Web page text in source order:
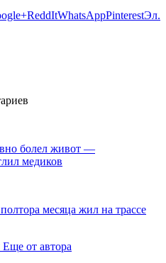
ReddItWhatsAppPinterestЭл.
болел живот —
медиков
месяца жил на трассе
Еще от автора